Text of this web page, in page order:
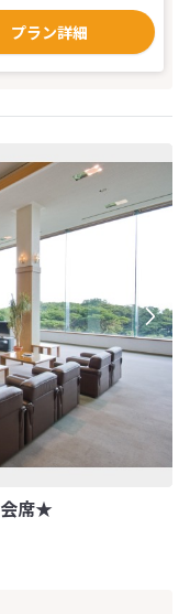
プラン詳細
席★